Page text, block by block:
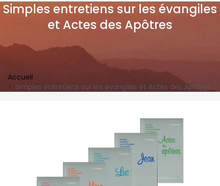
Simples entretiens sur les évangiles
et Actes des Apôtres
Accueil
Simples entretiens sur les évangiles et Actes des Apôtres